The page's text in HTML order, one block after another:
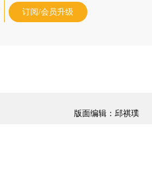
订阅/会员升级
版面编辑：邱祺璞